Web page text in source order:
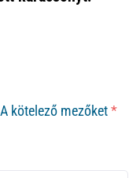
A kötelező mezőket*